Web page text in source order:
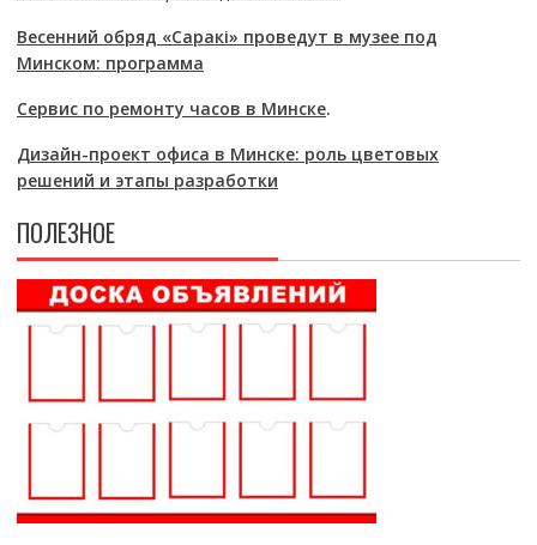
Весенний обряд «Саракі» проведут в музее под
Минском: программа
Сервис по ремонту часов в Минске.
Дизайн-проект офиса в Минске: роль цветовых
решений и этапы разработки
ПОЛЕЗНОЕ